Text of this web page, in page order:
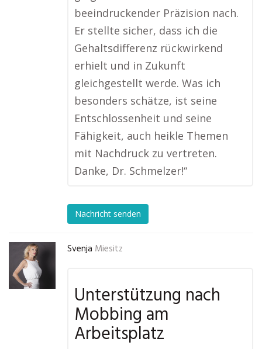
beeindruckender Präzision nach.
Er stellte sicher, dass ich die
Gehaltsdifferenz rückwirkend
erhielt und in Zukunft
gleichgestellt werde. Was ich
besonders schätze, ist seine
Entschlossenheit und seine
Fähigkeit, auch heikle Themen
mit Nachdruck zu vertreten.
Danke, Dr. Schmelzer!“
Nachricht senden
Svenja Miesitz
Unterstützung nach
Mobbing am
Arbeitsplatz